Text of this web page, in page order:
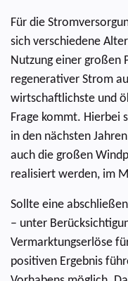
Für die
sich verschiedene
Nutzung einer großen
regenerativer Strom
wirtschaftlichste und
Frage kommt. Hierbei
in den nächsten
auch die großen
realisiert werden, im
Sollte eine
– unter
Vermarktungserlöse
positiven Ergebnis